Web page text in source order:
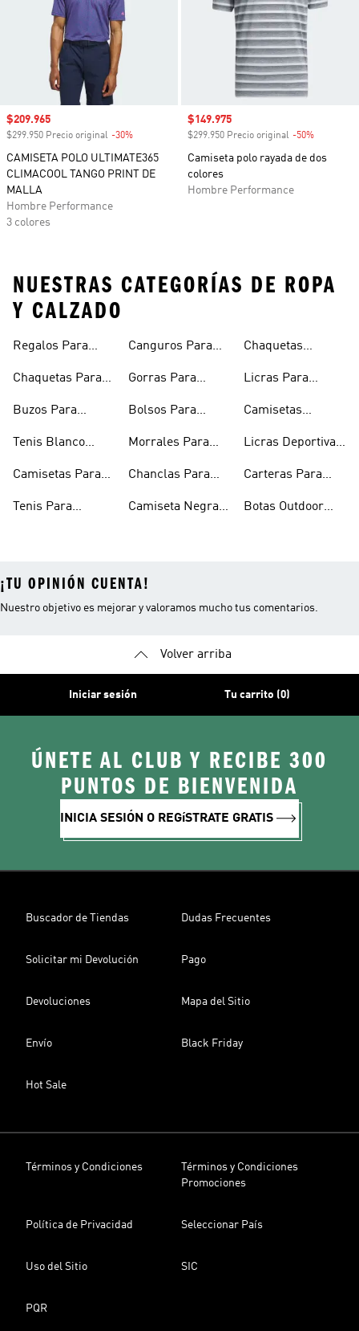
Precio de venta
$209.965
$299.950 Precio original -30%
CAMISETA POLO ULTIMATE365
CLIMACOOL TANGO PRINT DE
MALLA
Hombre Performance
3 colores
Precio de venta
$149.975
$299.950 Precio original -50%
Camiseta polo rayada de dos
colores
Hombre Performance
NUESTRAS CATEGORÍAS DE ROPA
Y CALZADO
Regalos Para
Chaquetas Para
Buzos Para
Tenis Blanco
Camisetas Para
Tenis Para
Canguros Para
Gorras Para
Bolsos Para
Morrales Para
Chanclas Para
Camiseta Negra
Chaquetas
Hombre
Licras Para
Camisetas
Hombre
Licras Deportivas
Carteras Para
Botas Outdoor
¡TU OPINIÓN CUENTA!
Nuestro objetivo es mejorar y valoramos mucho tus comentarios.
Volver arriba
Iniciar sesión Tu carrito (0)
ÚNETE AL CLUB Y RECIBE 300
PUNTOS DE BIENVENIDA
INICIA SESIÓN O REGíSTRATE GRATIS
Buscador de Tiendas Dudas Frecuentes
Solicitar mi Devolución Pago
Devoluciones Mapa del Sitio
Envío Black Friday
Hot Sale
Términos y Condiciones
Términos y Condiciones
Promociones
Política de Privacidad Seleccionar País
Uso del Sitio SIC
PQR